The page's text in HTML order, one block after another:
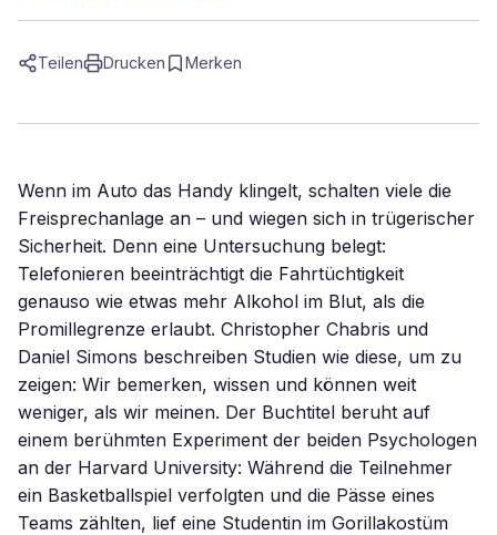
Teilen Drucken Merken
Wenn im Auto das Handy klingelt, schalten viele die
Freisprechanlage an – und wiegen sich in trügerischer
Sicherheit. Denn eine Untersuchung belegt:
Telefonieren beeinträchtigt die Fahrtüchtigkeit
genauso wie etwas mehr Alkohol im Blut, als die
Promillegrenze erlaubt. Christopher Chabris und
Daniel Simons beschreiben Studien wie diese, um zu
zeigen: Wir bemerken, wissen und können weit
weniger, als wir meinen. Der Buchtitel beruht auf
einem berühmten Experiment der beiden Psychologen
an der Harvard University: Während die Teilnehmer
ein Basketballspiel verfolgten und die Pässe eines
Teams zählten, lief eine Studentin im Gorillakostüm